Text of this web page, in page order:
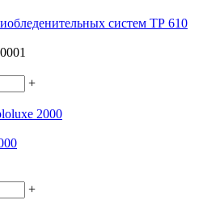
систем ТР 610
+
+